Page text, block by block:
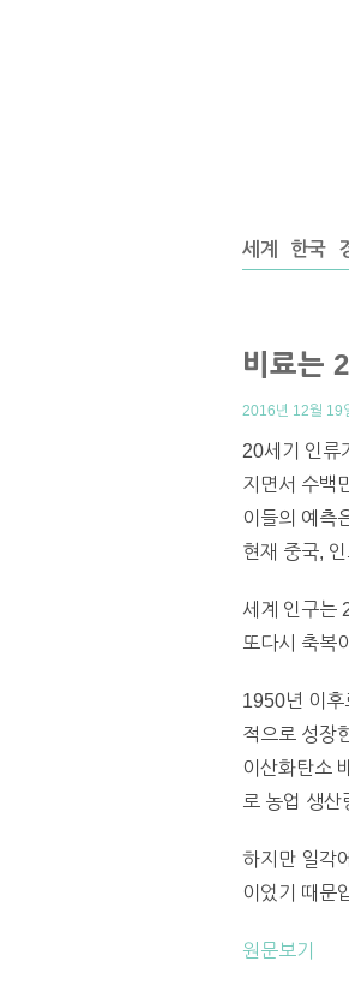
세계 한국
비료는
2016년 12월
20세기 인류
지면서 수백
이들의 예측
현재 중국,
세계 인구는
또다시 축복
1950년 이후
적으로 성장
이산화탄소
로 농업 생산
하지만 일각
이었기 때문
원문보기